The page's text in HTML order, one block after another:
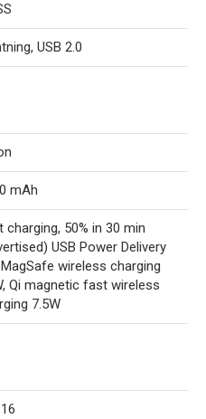
USB 2.0
mAh
charging, 50% in 30 min
USB Power Delivery
MagSafe wireless charging
Qi magnetic fast wireless
7.5W